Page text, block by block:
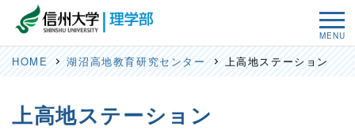
HOME 湖沼高地教育研究センター 上高地ステーション
上高地ステーション
MENU